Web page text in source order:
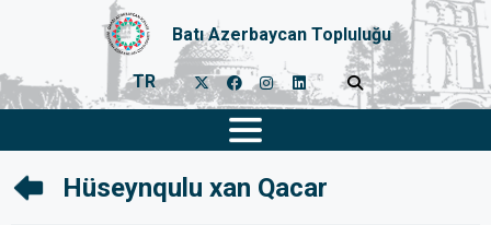
Batı Azerbaycan Topluluğu
TR
Hüseynqulu xan Qacar